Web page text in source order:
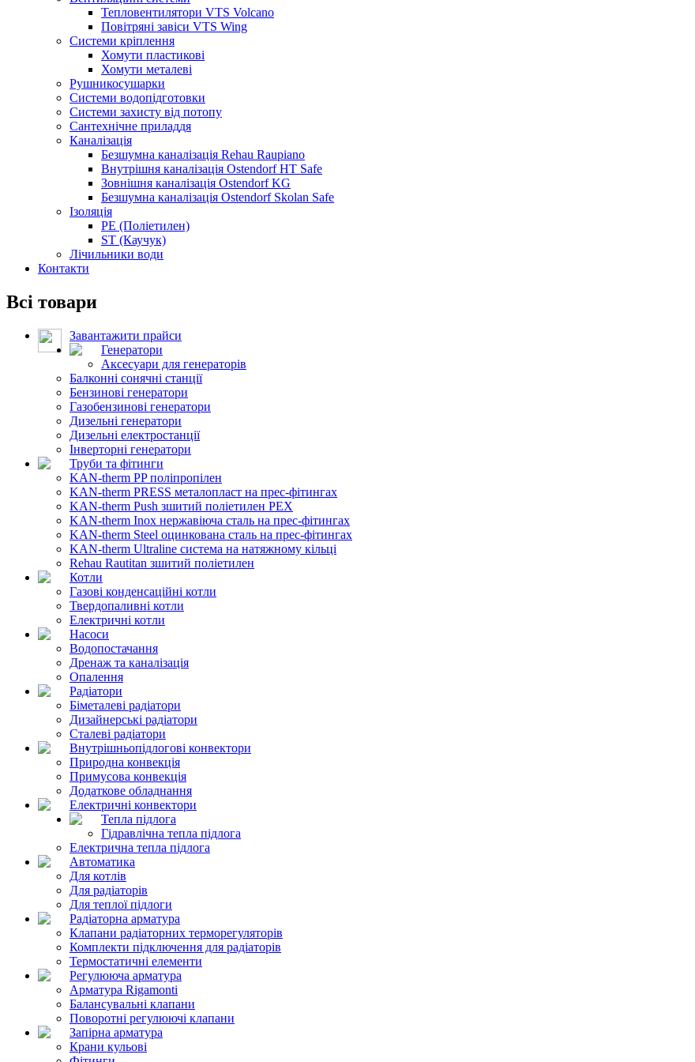
Тепловентилятори VTS Volcano
Повітряні завіси VTS Wing
Системи кріплення
Хомути пластикові
Хомути металеві
Рушникосушарки
Системи водопідготовки
Системи захисту від потопу
Сантехнічне приладдя
Каналізація
Безшумна каналізація Rehau Raupiano
Внутрішня каналізація Ostendorf HT Safe
Зовнішня каналізація Ostendorf KG
Безшумна каналізація Ostendorf Skolan Safe
Ізоляція
PE (Поліетилен)
ST (Каучук)
Лічильники води
Контакти
Всі товари
Завантажити прайси
Генератори
Аксесуари для генераторів
Балконні сонячні станції
Бензинові генератори
Газобензинові генератори
Дизельні генератори
Дизельні електростанції
Інверторні генератори
Труби та фітинги
KAN-therm PP поліпропілен
KAN-therm PRESS металопласт на прес-фітингах
KAN-therm Push зшитий поліетилен PEX
KAN-therm Inox нержавіюча сталь на прес-фітингах
KAN-therm Steel оцинкована сталь на прес-фітингах
KAN-therm Ultraline система на натяжному кільці
Rehau Rautitan зшитий поліетилен
Котли
Газові конденсаційні котли
Твердопаливні котли
Електричні котли
Насоси
Водопостачання
Дренаж та каналізація
Опалення
Радіатори
Біметалеві радіатори
Дизайнерські радіатори
Сталеві радіатори
Внутрішньопідлогові конвектори
Природна конвекція
Примусова конвекція
Додаткове обладнання
Електричні конвектори
Тепла підлога
Гідравлічна тепла підлога
Електрична тепла підлога
Автоматика
Для котлів
Для радіаторів
Для теплої підлоги
Радіаторна арматура
Клапани радіаторних терморегуляторів
Комплекти підключення для радіаторів
Термостатичні елементи
Регулююча арматура
Арматура Rigamonti
Балансувальні клапани
Поворотні регулюючі клапани
Запірна арматура
Крани кульові